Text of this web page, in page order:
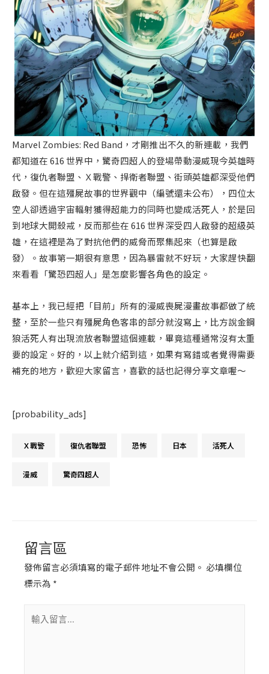
Marvel Zombies: Red Band，才剛推出不久的新連載，我們
都知道在 616 世界中，驚奇四超人的登場帶動漫威現今英雄時
代，復仇者聯盟、Ｘ戰警、捍衛者聯盟、街頭英雄都深受他們
啟發。但在這殭屍故事的世界觀中（編號還未公布），四位太
空人卻透過宇宙輻射獲得超能力的同時也變成活死人，於是回
到地球大開殺戒，反而那些在 616 世界深受四人啟發的超級英
雄，在這裡是為了對抗他們的威脅而聚集起來（也算是啟
發）。故事第一期很有意思，因為暴雷就不好玩，大家趕快翻
來看看「驚恐四超人」是怎麼影響各角色的設定。
基本上，我已經把「目前」所有的漫威喪屍漫畫故事都做了統
整，至於一些只有殭屍角色客串的部分就沒寫上，比方說金鋼
狼活死人有出現流放者聯盟這個連載，畢竟這種通常沒有太重
要的設定。好的，以上就介紹到這，如果有寫錯或者覺得需要
補充的地方，歡迎大家留言，喜歡的話也記得分享文章喔～
[probability_ads]
留言區
發佈留言必須填寫的電子郵件地址不會公開。 必填欄位
標示為 *